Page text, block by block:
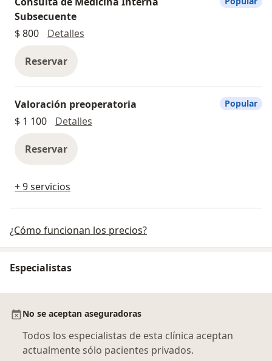
Subsecuente
$ 800
Detalles
Reservar
Valoración preoperatoria
$ 1 100
Detalles
Reservar
Popular
+ 9 servicios
¿Cómo funcionan los precios?
Especialistas
No se aceptan aseguradoras
Todos los especialistas de esta clínica aceptan
actualmente sólo pacientes privados.